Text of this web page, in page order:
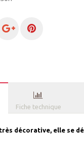
Fiche technique
décorative, elle se